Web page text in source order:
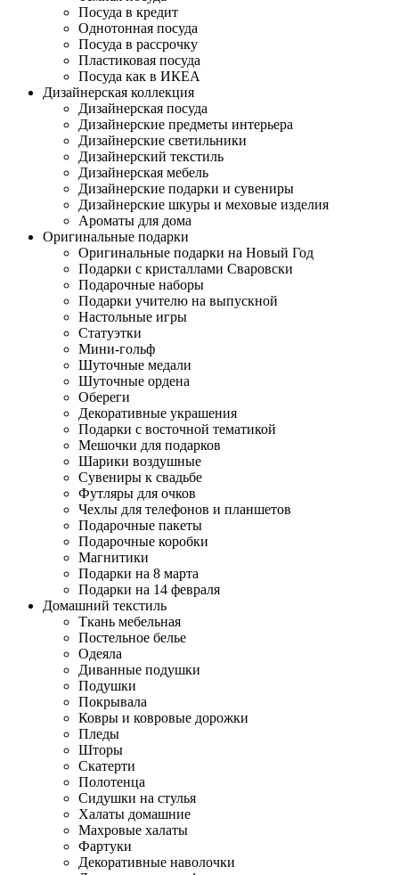
Посуда в кредит
Однотонная посуда
Посуда в рассрочку
Пластиковая посуда
Посуда как в ИКЕА
Дизайнерская коллекция
Дизайнерская посуда
Дизайнерские предметы интерьера
Дизайнерские светильники
Дизайнерский текстиль
Дизайнерская мебель
Дизайнерские подарки и сувениры
Дизайнерские шкуры и меховые изделия
Ароматы для дома
Оригинальные подарки
Оригинальные подарки на Новый Год
Подарки с кристаллами Сваровски
Подарочные наборы
Подарки учителю на выпускной
Настольные игры
Статуэтки
Мини-гольф
Шуточные медали
Шуточные ордена
Обереги
Декоративные украшения
Подарки с восточной тематикой
Мешочки для подарков
Шарики воздушные
Сувениры к свадьбе
Футляры для очков
Чехлы для телефонов и планшетов
Подарочные пакеты
Подарочные коробки
Магнитики
Подарки на 8 марта
Подарки на 14 февраля
Домашний текстиль
Ткань мебельная
Постельное белье
Одеяла
Диванные подушки
Подушки
Покрывала
Ковры и ковровые дорожки
Пледы
Шторы
Скатерти
Полотенца
Сидушки на стулья
Халаты домашние
Махровые халаты
Фартуки
Декоративные наволочки